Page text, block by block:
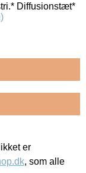
Diffusionstæt*
er
, som alle